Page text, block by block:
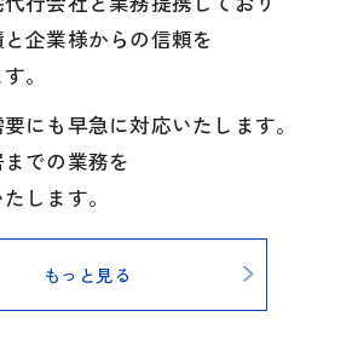
企業様からの信頼を
。
にも早急に対応いたします。
での業務を
します。
もっと見る